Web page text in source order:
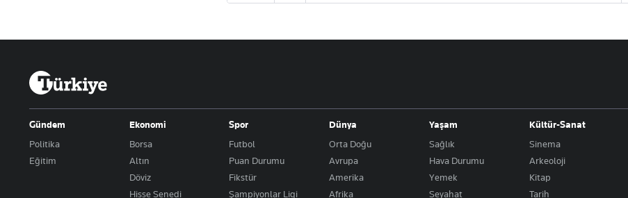
Gündem
Politika
Eğitim
Ekonomi
Borsa
Altın
Döviz
Hisse Senedi
Spor
Futbol
Puan Durumu
Fikstür
Şampiyonlar Ligi
Dünya
Orta Doğu
Avrupa
Amerika
Afrika
Yaşam
Sağlık
Hava Durumu
Yemek
Seyahat
Kültür-Sanat
Sinema
Arkeoloji
Kitap
Tarih